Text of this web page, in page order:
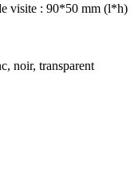
visite : 90*50 mm (l*h)
noir, transparent